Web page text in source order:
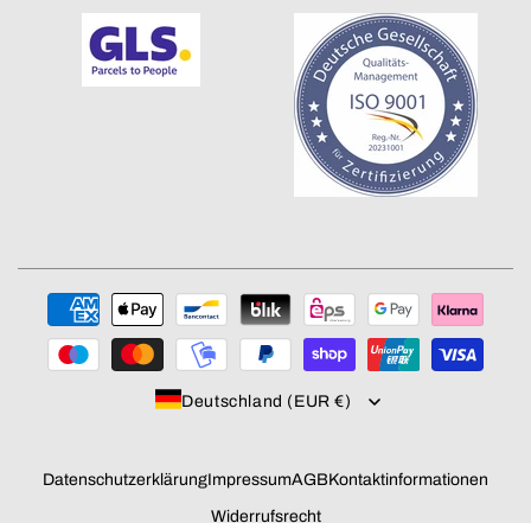
Zahlungsmethoden
Deutschland (EUR €)
DatenschutzerklärungImpressumAGBKontaktinformationen
Widerrufsrecht